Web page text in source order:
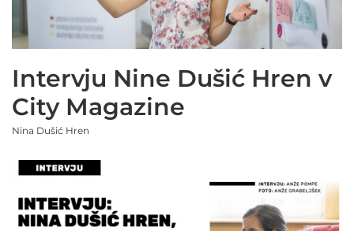
Intervju Nine Dušić Hren v
City Magazine
Nina Dušić Hren